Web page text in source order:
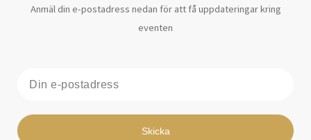
Anmäl din e-postadress nedan för att få uppdateringar kring
eventen
Skicka